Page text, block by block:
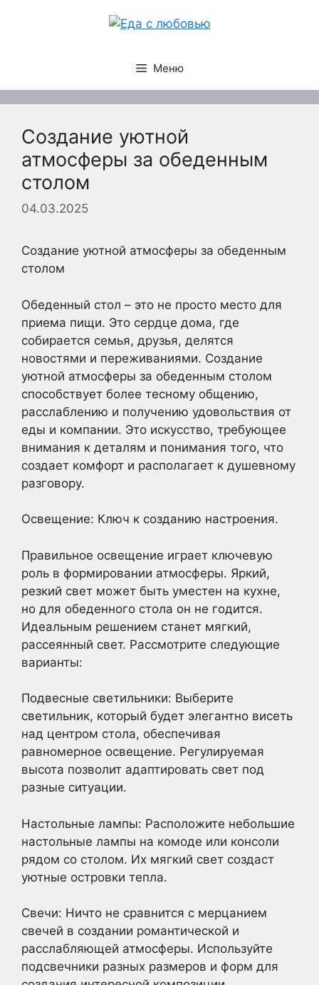
Меню
Создание уютной
атмосферы за обеденным
столом
04.03.2025
Создание уютной атмосферы за обеденным
столом
Обеденный стол – это не просто место для
приема пищи. Это сердце дома, где
собирается семья, друзья, делятся
новостями и переживаниями. Создание
уютной атмосферы за обеденным столом
способствует более тесному общению,
расслаблению и получению удовольствия от
еды и компании. Это искусство, требующее
внимания к деталям и понимания того, что
создает комфорт и располагает к душевному
разговору.
Освещение: Ключ к созданию настроения.
Правильное освещение играет ключевую
роль в формировании атмосферы. Яркий,
резкий свет может быть уместен на кухне,
но для обеденного стола он не годится.
Идеальным решением станет мягкий,
рассеянный свет. Рассмотрите следующие
варианты:
Подвесные светильники: Выберите
светильник, который будет элегантно висеть
над центром стола, обеспечивая
равномерное освещение. Регулируемая
высота позволит адаптировать свет под
разные ситуации.
Настольные лампы: Расположите небольшие
настольные лампы на комоде или консоли
рядом со столом. Их мягкий свет создаст
уютные островки тепла.
Свечи: Ничто не сравнится с мерцанием
свечей в создании романтической и
расслабляющей атмосферы. Используйте
подсвечники разных размеров и форм для